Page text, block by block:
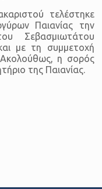
τελέστηκε
Παιανίας την
Σεβασμιωτάτου
με τη συμμετοχή
η σορός
της Παιανίας.